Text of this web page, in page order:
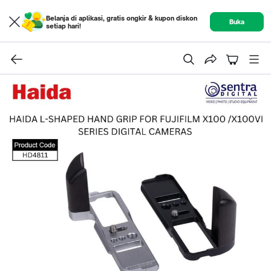
Belanja di aplikasi, gratis ongkir & kupon diskon
setiap hari!
Buka